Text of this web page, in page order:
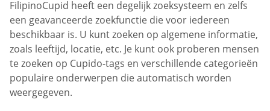
FilipinoCupid heeft een degelijk zoeksysteem en zelfs
een geavanceerde zoekfunctie die voor iedereen
beschikbaar is. U kunt zoeken op algemene informatie,
zoals leeftijd, locatie, etc. Je kunt ook proberen mensen
te zoeken op Cupido-tags en verschillende categorieën
populaire onderwerpen die automatisch worden
weergegeven.